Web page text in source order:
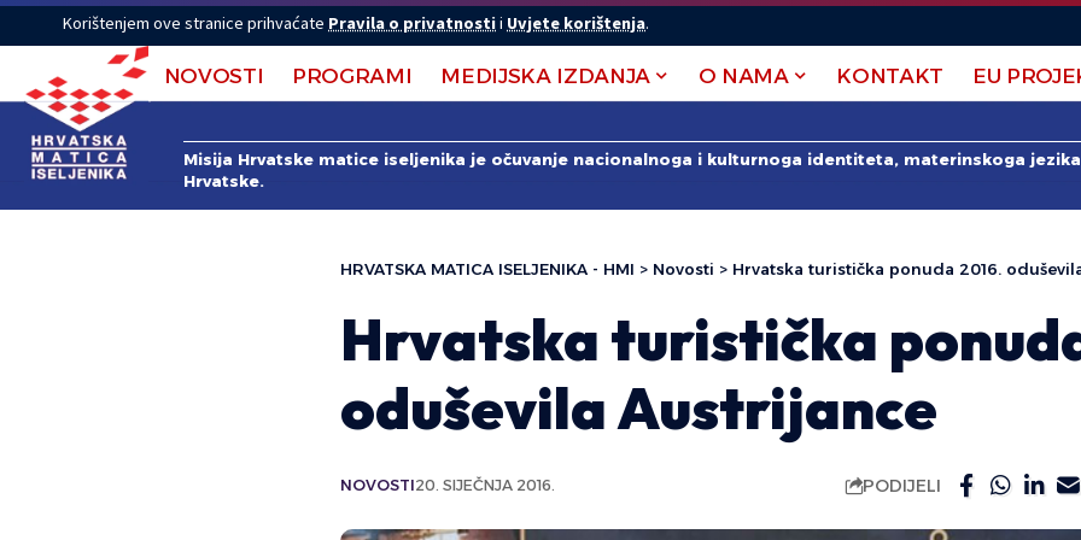
Korištenjem ove stranice prihvaćate Pravila o privatnostii Uvjete korištenja.
NOVOSTI PROGRAMI MEDIJSKA IZDANJA O NAMA KONTAKT EU
Misija Hrvatske matice iseljenika je očuvanje nacionalnoga i kulturnoga identiteta, materinskoga
Hrvatske.
HRVATSKA MATICA ISELJENIKA - HMI > Novosti > Hrvatska turistička ponuda 2016.
Hrvatska turistička
oduševila Austrijance
NOVOSTI20. SIJEČNJA 2016. PODIJELI